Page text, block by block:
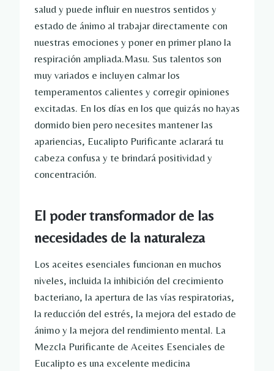
salud y puede influir en nuestros sentidos y
estado de ánimo al trabajar directamente con
nuestras emociones y poner en primer plano la
respiración ampliada.Masu. Sus talentos son
muy variados e incluyen calmar los
temperamentos calientes y corregir opiniones
excitadas. En los días en los que quizás no hayas
dormido bien pero necesites mantener las
apariencias, Eucalipto Purificante aclarará tu
cabeza confusa y te brindará positividad y
concentración.
El poder transformador de las
necesidades de la naturaleza
Los aceites esenciales funcionan en muchos
niveles, incluida la inhibición del crecimiento
bacteriano, la apertura de las vías respiratorias,
la reducción del estrés, la mejora del estado de
ánimo y la mejora del rendimiento mental. La
Mezcla Purificante de Aceites Esenciales de
Eucalipto es una excelente medicina